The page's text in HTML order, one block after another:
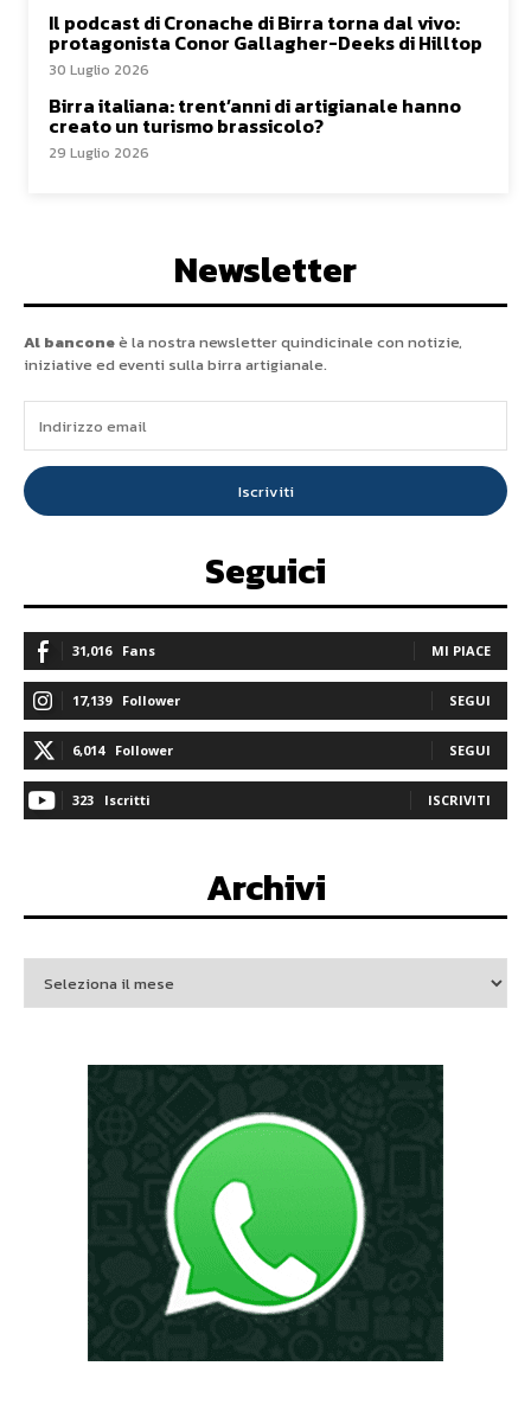
Il podcast di Cronache di Birra torna dal vivo:
protagonista Conor Gallagher-Deeks di Hilltop
30 Luglio 2026
Birra italiana: trent’anni di artigianale hanno
creato un turismo brassicolo?
29 Luglio 2026
Newsletter
Al banconeè la nostra newsletter quindicinale con notizie,
iniziative ed eventi sulla birra artigianale.
Iscriviti
Seguici
31,016 Fans MI PIACE
17,139 Follower SEGUI
6,014 Follower SEGUI
323 Iscritti ISCRIVITI
Archivi